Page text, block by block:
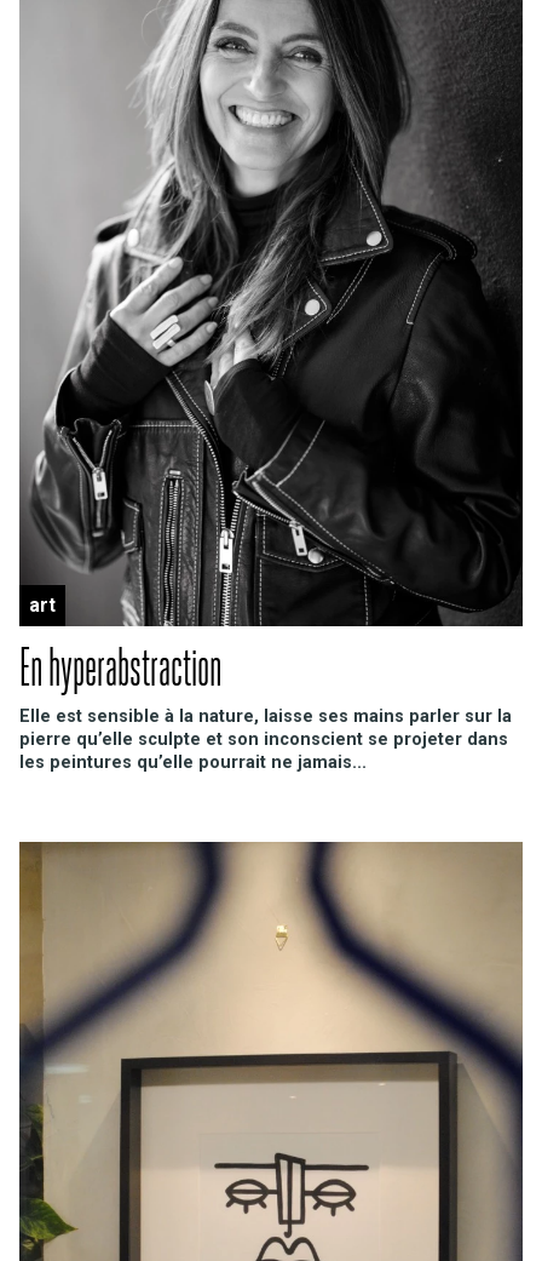
art
En hyperabstraction
Elle est sensible à la nature, laisse ses mains parler sur la
pierre qu’elle sculpte et son inconscient se projeter dans
les peintures qu’elle pourrait ne jamais...